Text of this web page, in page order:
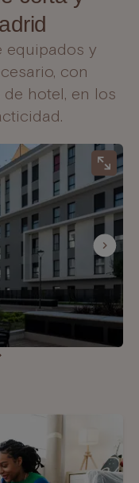
equipados y
con
hotel, en los